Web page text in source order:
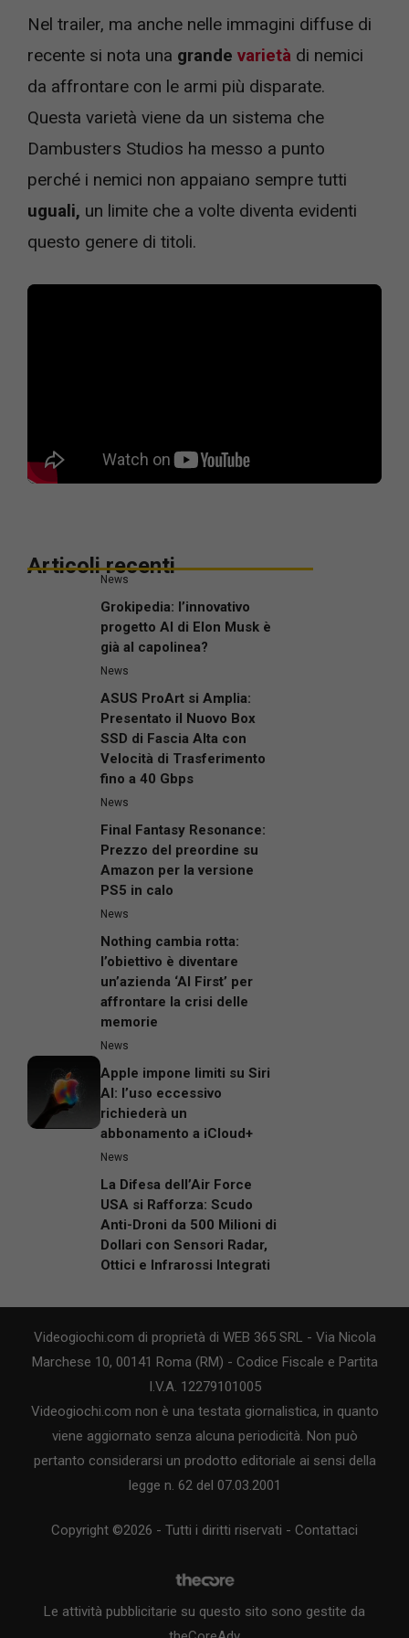
Nel trailer, ma anche nelle immagini diffuse di
recente si nota una grande varietà di nemici
da affrontare con le armi più disparate.
Questa varietà viene da un sistema che
Dambusters Studios ha messo a punto
perché i nemici non appaiano sempre tutti
uguali, un limite che a volte diventa evidenti
questo genere di titoli.
Articoli recenti
News
Grokipedia: l’innovativo
progetto AI di Elon Musk è
già al capolinea?
News
ASUS ProArt si Amplia:
Presentato il Nuovo Box
SSD di Fascia Alta con
Velocità di Trasferimento
fino a 40 Gbps
News
Final Fantasy Resonance:
Prezzo del preordine su
Amazon per la versione
PS5 in calo
News
Nothing cambia rotta:
l’obiettivo è diventare
un’azienda ‘AI First’ per
affrontare la crisi delle
memorie
News
Apple impone limiti su Siri
AI: l’uso eccessivo
richiederà un
abbonamento a iCloud+
News
La Difesa dell’Air Force
USA si Rafforza: Scudo
Anti-Droni da 500 Milioni di
Dollari con Sensori Radar,
Ottici e Infrarossi Integrati
Videogiochi.com di proprietà di WEB 365 SRL - Via Nicola
Marchese 10, 00141 Roma (RM) - Codice Fiscale e Partita
I.V.A. 12279101005
Videogiochi.com non è una testata giornalistica, in quanto
viene aggiornato senza alcuna periodicità. Non può
pertanto considerarsi un prodotto editoriale ai sensi della
legge n. 62 del 07.03.2001
Copyright ©2026 - Tutti i diritti riservati - Contattaci
Le attività pubblicitarie su questo sito sono gestite da